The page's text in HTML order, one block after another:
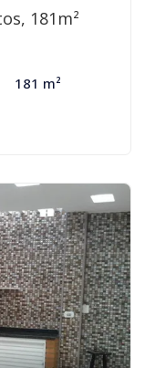
181m²
181 m²